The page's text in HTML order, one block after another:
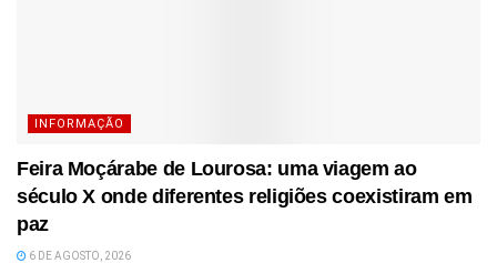
INFORMAÇÃO
Feira Moçárabe de Lourosa: uma viagem ao
século X onde diferentes religiões coexistiram em
paz
6 DE AGOSTO, 2026